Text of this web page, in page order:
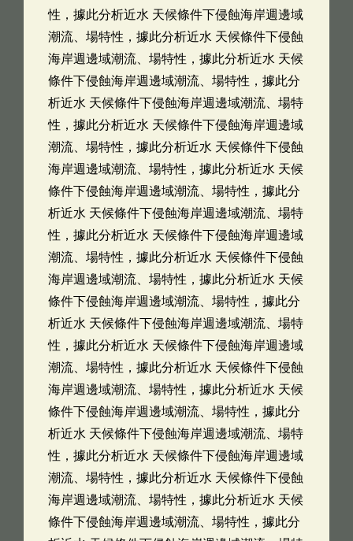
性，據此分析近水 天候條件下侵蝕海岸週邊域
潮流、場特性，據此分析近水 天候條件下侵蝕
海岸週邊域潮流、場特性，據此分析近水 天候
條件下侵蝕海岸週邊域潮流、場特性，據此分
析近水 天候條件下侵蝕海岸週邊域潮流、場特
性，據此分析近水 天候條件下侵蝕海岸週邊域
潮流、場特性，據此分析近水 天候條件下侵蝕
海岸週邊域潮流、場特性，據此分析近水 天候
條件下侵蝕海岸週邊域潮流、場特性，據此分
析近水 天候條件下侵蝕海岸週邊域潮流、場特
性，據此分析近水 天候條件下侵蝕海岸週邊域
潮流、場特性，據此分析近水 天候條件下侵蝕
海岸週邊域潮流、場特性，據此分析近水 天候
條件下侵蝕海岸週邊域潮流、場特性，據此分
析近水 天候條件下侵蝕海岸週邊域潮流、場特
性，據此分析近水 天候條件下侵蝕海岸週邊域
潮流、場特性，據此分析近水 天候條件下侵蝕
海岸週邊域潮流、場特性，據此分析近水 天候
條件下侵蝕海岸週邊域潮流、場特性，據此分
析近水 天候條件下侵蝕海岸週邊域潮流、場特
性，據此分析近水 天候條件下侵蝕海岸週邊域
潮流、場特性，據此分析近水 天候條件下侵蝕
海岸週邊域潮流、場特性，據此分析近水 天候
條件下侵蝕海岸週邊域潮流、場特性，據此分